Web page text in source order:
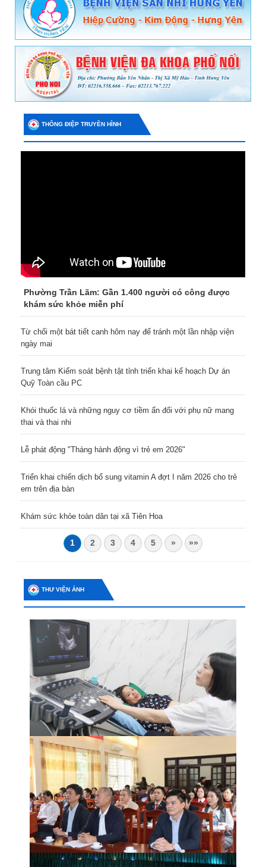
THÔNG ĐIỆP TRUYỀN HÌNH
Phường Trần Lãm: Gần 1.400 người có công được
khám sức khỏe miễn phí
Từ chối một bát tiết canh hôm nay để tránh một lần nhập viện
ngày mai
Trung tâm Kiểm soát bệnh tật tỉnh triển khai kế hoạch Dự án
Quỹ Toàn cầu PC
Khói thuốc lá và những nguy cơ tiềm ẩn đối với phụ nữ mang
thai và thai nhi
Lễ phát động "Tháng hành động vì trẻ em 2026"
Triển khai chiến dịch bổ sung vitamin A đợt I năm 2026 cho trẻ
em trên địa bàn
Khám sức khỏe toàn dân tại xã Tiên Hoa
1 2 3 4 5 » »»
THƯ VIỆN ẢNH